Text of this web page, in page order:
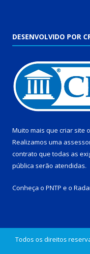
DESENVOLVIDO POR
Muito mais que criar site
Realizamos uma
contrato que todas as
pública serão atendidas.
Conheça o PNTP e o
Todos os direitos